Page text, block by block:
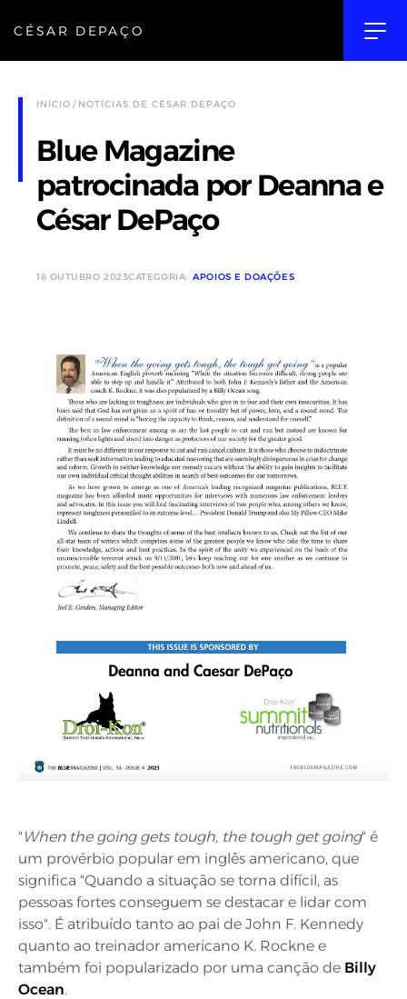
CÉSAR DEPAÇO
INÍCIO NOTÍCIAS DE CÉSAR DEPAÇO
Blue Magazine
patrocinada por Deanna e
César DePaço
18 OUTUBRO 2023CATEGORIA: APOIOS E DOAÇÕES
" When the going gets tough, the tough get going" é
um provérbio popular em inglês americano, que
significa "Quando a situação se torna difícil, as
pessoas fortes conseguem se destacar e lidar com
isso". É atribuído tanto ao pai de John F. Kennedy
quanto ao treinador americano K. Rockne e
também foi popularizado por uma canção de Billy
Ocean.